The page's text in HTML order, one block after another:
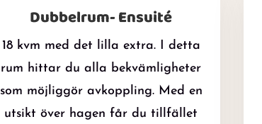
Dubbelrum- Ensuité
18 kvm med det lilla extra. I detta
rum hittar du alla bekvämligheter
som möjliggör avkoppling. Med en
utsikt över hagen får du tillfället